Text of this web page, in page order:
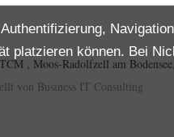
, Moos-Radolfzell am
von Business IT Consulting
platzieren können. Bei